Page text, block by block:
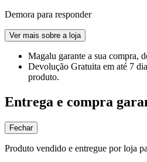
Demora para responder
Ver mais sobre a loja
Magalu garante a sua compra,
Devolução Gratuita em até 7
produto.
Entrega e compra
Fechar
Produto vendido e entregue por loja